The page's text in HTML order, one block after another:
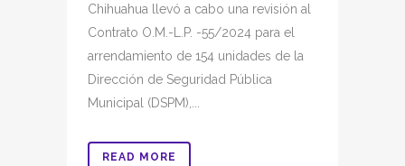
Chihuahua llevó a cabo una revisión al
Contrato O.M.-L.P. -55/2024 para el
arrendamiento de 154 unidades de la
Dirección de Seguridad Pública
Municipal (DSPM),...
READ MORE